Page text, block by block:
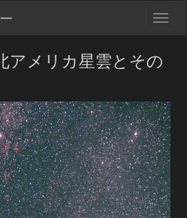
アメリカ星雲とその